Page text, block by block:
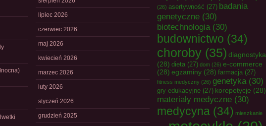
lipiec 2026
czerwiec 2026
maj 2026
kwiecień 2026
marzec 2026
luty 2026
styczeń 2026
grudzień 2025
(26) asertywność (27) badania
genetyczne (30)
biotechnologia(30)
budownictwo (34)
choroby (35) diagnostyka
(28) dieta (27) dom (26) e-commerce
(28) egzaminy (28) farmacja (27)
fitness medyczny (26) genetyka(30)
gry edukacyjne (27) korepetycje (28)
materiały medyczne (30)
medycyna (34) mieszkanie